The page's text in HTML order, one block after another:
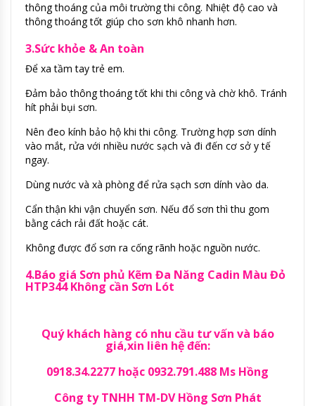
thông thoáng của môi trường thi công. Nhiệt độ cao và
thông thoáng tốt giúp cho sơn khô nhanh hơn.
3.Sức khỏe & An toàn
Để xa tầm tay trẻ em.
Đảm bảo thông thoáng tốt khi thi công và chờ khô. Tránh
hít phải bụi sơn.
Nên đeo kính bảo hộ khi thi công. Trường hợp sơn dính
vào mắt, rửa với nhiều nước sạch và đi đến cơ sở y tế
ngay.
Dùng nước và xà phòng để rửa sạch sơn dính vào da.
Cẩn thận khi vận chuyển sơn. Nếu đổ sơn thì thu gom
bằng cách rải đất hoặc cát.
Không được đổ sơn ra cống rãnh hoặc nguồn nước.
4.Báo giá Sơn phủ Kẽm Đa Năng Cadin Màu Đỏ
HTP344 Không cần Sơn Lót
Quý khách hàng có nhu cầu tư vấn và báo
giá,xin liên hệ đến:
0918.34.2277 hoặc 0932.791.488 Ms Hồng
Công ty TNHH TM-DV Hồng Sơn Phát